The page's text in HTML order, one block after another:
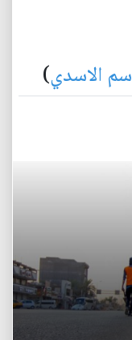
الاسدي)